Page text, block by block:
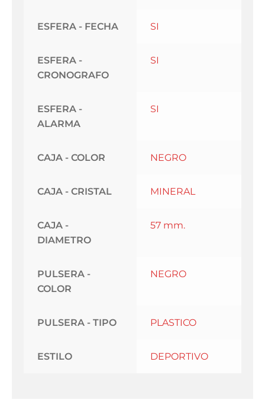
ESFERA - FECHA SI
ESFERA -
CRONOGRAFO
SI
ESFERA -
ALARMA
SI
CAJA - COLOR NEGRO
CAJA - CRISTAL MINERAL
CAJA -
DIAMETRO
57 mm.
PULSERA -
COLOR
NEGRO
PULSERA - TIPO PLASTICO
ESTILO DEPORTIVO